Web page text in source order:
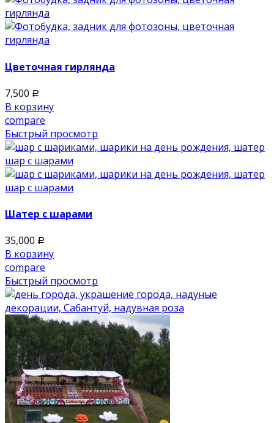
Цветочная гирлянда
7,500 Р
В корзину
compare
Быстрый просмотр
Шатер с шарами
35,000 Р
В корзину
compare
Быстрый просмотр